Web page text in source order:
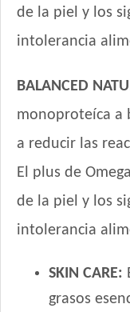
Eukanuba Adult
Eukanuba Fit Body
Eukanuba Fit Body
Eukanuba Premium
Evolution Super
Exact Perro Adulto
Excellent
Excellent Perro
de la piel y los
intolerancia
BALANCED
monoproteíca a
a reducir las
El plus de
de la piel y los
intolerancia
SKIN CARE:
grasos